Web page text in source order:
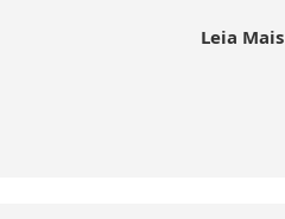
Leia Mais